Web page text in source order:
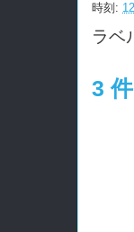
時刻:
ラベ
3